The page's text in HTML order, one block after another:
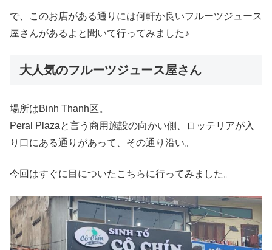
で、このお店がある通りには何軒か良いフルーツジュース
屋さんがあるよと聞いて行ってみました♪
大人気のフルーツジュース屋さん
場所はBinh Thanh区。
Peral Plazaと言う商用施設の向かい側、ロッテリアが入
り口にある通りがあって、その通り沿い。
今回はすぐに目についたこちらに行ってみました。